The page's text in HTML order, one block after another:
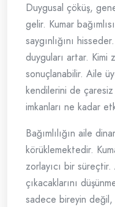
Duygusal çöküş,
gelir. Kumar
saygınlığını
duyguları artar. Kimi
sonuçlanabilir. Aile
kendilerini de
imkanları ne kadar
Bağımlılığın aile
körüklemektedir.
zorlayıcı bir
çıkacaklarını
sadece bireyin